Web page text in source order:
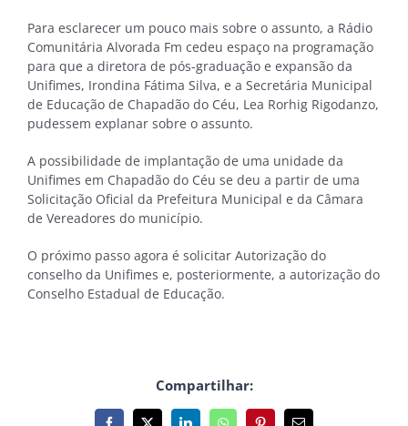
Para esclarecer um pouco mais sobre o assunto, a Rádio
Comunitária Alvorada Fm cedeu espaço na programação
para que a diretora de pós-graduação e expansão da
Unifimes, Irondina Fátima Silva, e a Secretária Municipal
de Educação de Chapadão do Céu, Lea Rorhig Rigodanzo,
pudessem explanar sobre o assunto.
A possibilidade de implantação de uma unidade da
Unifimes em Chapadão do Céu se deu a partir de uma
Solicitação Oficial da Prefeitura Municipal e da Câmara
de Vereadores do município.
O próximo passo agora é solicitar Autorização do
conselho da Unifimes e, posteriormente, a autorização do
Conselho Estadual de Educação.
Compartilhar: